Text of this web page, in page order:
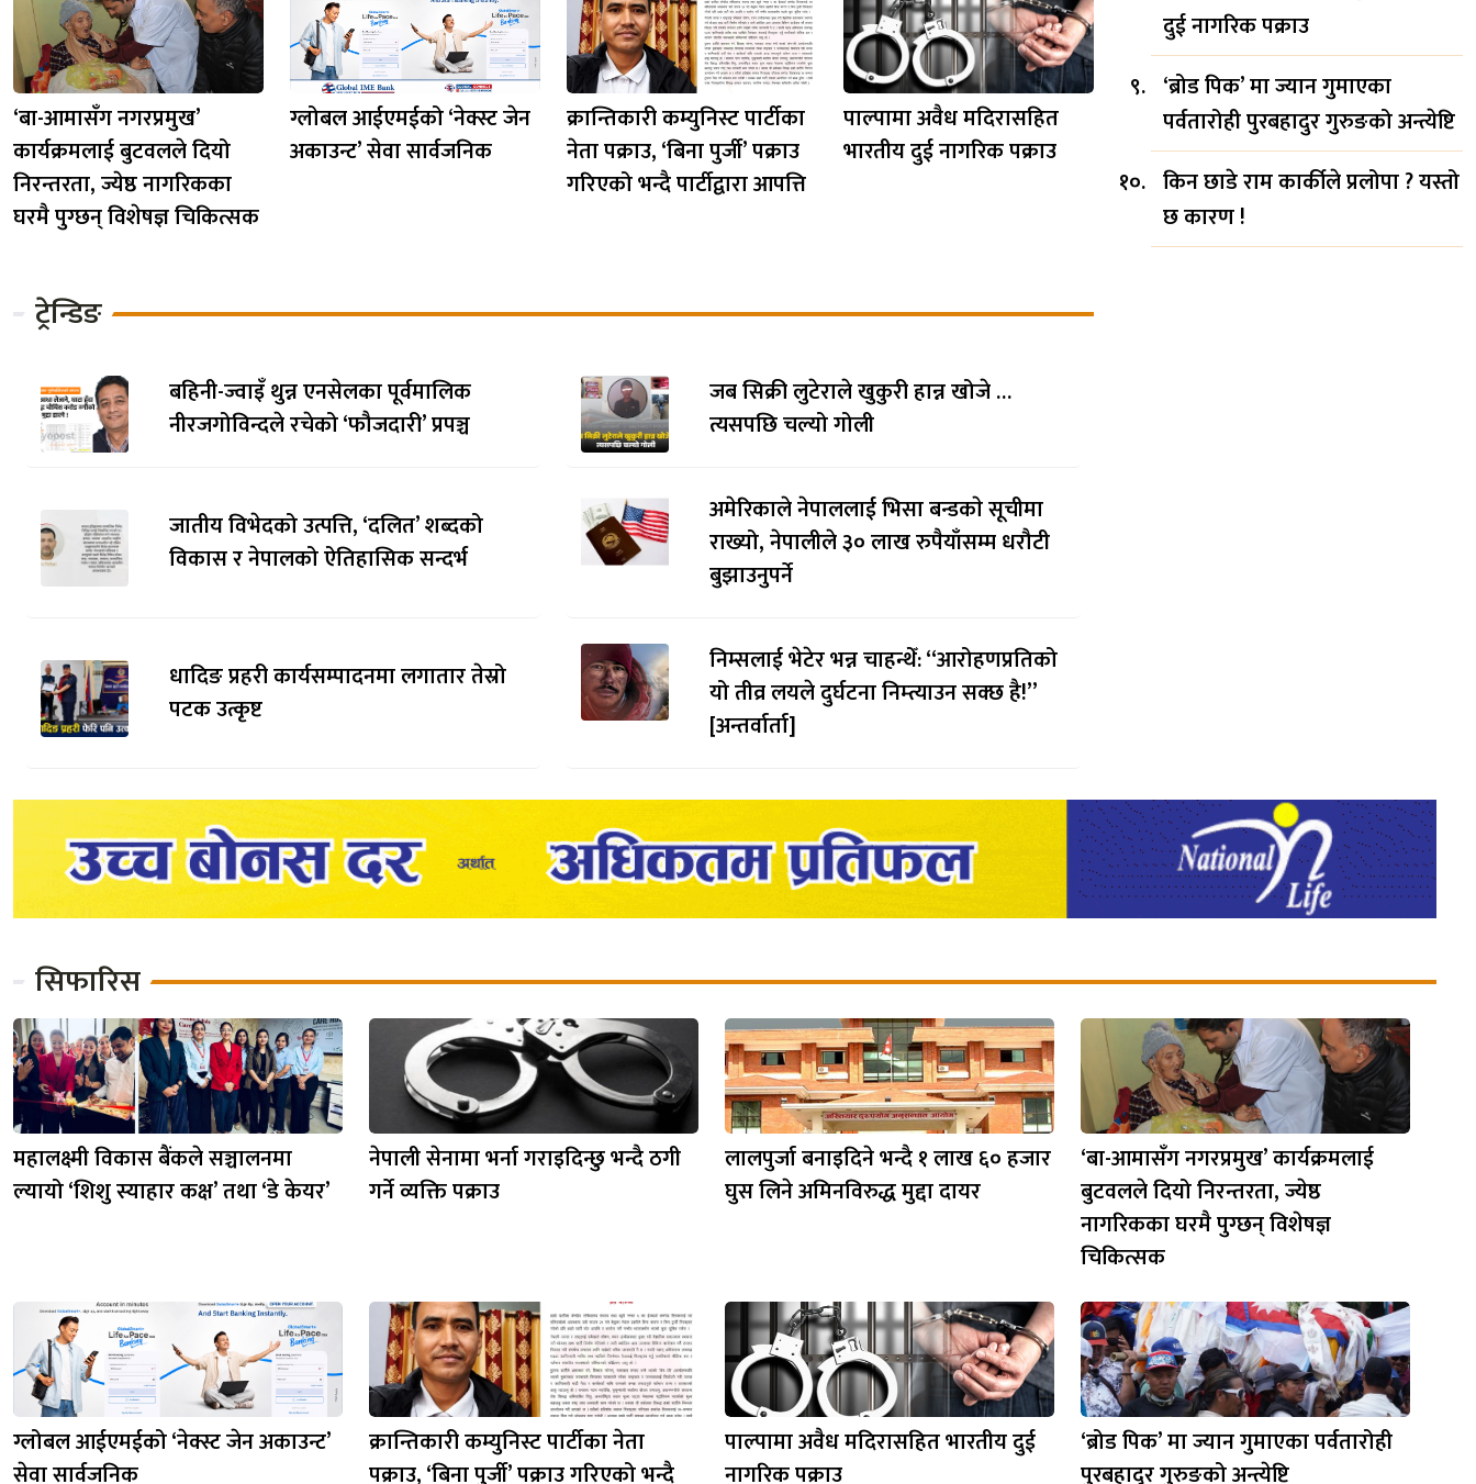
‘बा-आमासँग नगरप्रमुख’
कार्यक्रमलाई बुटवलले दियो
निरन्तरता, ज्येष्ठ नागरिकका
घरमै पुग्छन् विशेषज्ञ चिकित्सक
ग्लोबल आईएमईको ‘नेक्स्ट जेन
अकाउन्ट’ सेवा सार्वजनिक
क्रान्तिकारी कम्युनिस्ट पार्टीका
नेता पक्राउ, ‘बिना पुर्जी’ पक्राउ
गरिएको भन्दै पार्टीद्वारा आपत्ति
पाल्पामा अवैध मदिरासहित
भारतीय दुई नागरिक पक्राउ
ट्रेन्डिङ
बहिनी-ज्वाइँ थुन्न एनसेलका पूर्वमालिक
नीरजगोविन्दले रचेको ‘फौजदारी’ प्रपञ्च
जब सिक्री लुटेराले खुकुरी हान्न खोजे …
त्यसपछि चल्यो गोली
जातीय विभेदको उत्पत्ति, ‘दलित’ शब्दको
विकास र नेपालको ऐतिहासिक सन्दर्भ
अमेरिकाले नेपाललाई भिसा बन्डकाे सूचीमा
राख्यो, नेपालीले ३० लाख रुपैयाँसम्म धरौटी
बुझाउनुपर्ने
धादिङ प्रहरी कार्यसम्पादनमा लगातार तेस्रो
पटक उत्कृष्ट
निम्सलाई भेटेर भन्न चाहन्थेँ: “आरोहणप्रतिको
यो तीव्र लयले दुर्घटना निम्त्याउन सक्छ है!”
[अन्तर्वार्ता]
दुई नागरिक पक्राउ
‘ब्रोड पिक’ मा ज्यान गुमाएका
पर्वतारोही पुरबहादुर गुरुङको अन्त्येष्टि
किन छाडे राम कार्कीले प्रलोपा ? यस्तो
छ कारण !
सिफारिस
महालक्ष्मी विकास बैंकले सञ्चालनमा
ल्यायो ‘शिशु स्याहार कक्ष’ तथा ‘डे केयर’
नेपाली सेनामा भर्ना गराइदिन्छु भन्दै ठगी
गर्ने व्यक्ति पक्राउ
लालपुर्जा बनाइदिने भन्दै १ लाख ६० हजार
घुस लिने अमिनविरुद्ध मुद्दा दायर
‘बा-आमासँग नगरप्रमुख’ कार्यक्रमलाई
बुटवलले दियो निरन्तरता, ज्येष्ठ
नागरिकका घरमै पुग्छन् विशेषज्ञ
चिकित्सक
ग्लोबल आईएमईको ‘नेक्स्ट जेन अकाउन्ट’
सेवा सार्वजनिक
क्रान्तिकारी कम्युनिस्ट पार्टीका नेता
पक्राउ, ‘बिना पुर्जी’ पक्राउ गरिएको भन्दै
पाल्पामा अवैध मदिरासहित भारतीय दुई
नागरिक पक्राउ
‘ब्रोड पिक’ मा ज्यान गुमाएका पर्वतारोही
पुरबहादुर गुरुङको अन्त्येष्टि